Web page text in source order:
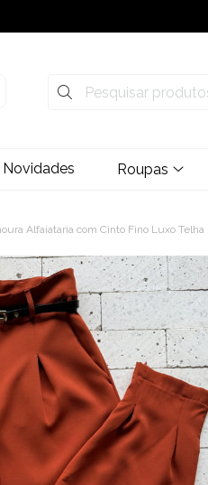
Novidades Roupas
Alfaiataria com Cinto Fino Luxo Telha